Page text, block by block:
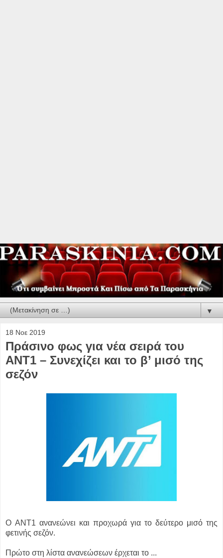
▼
18 Νοε 2019
Πράσινο φως για νέα σειρά του
ΑΝΤ1 – Συνεχίζει και το β’ μισό της
σεζόν
Ο ANT1 ανανεώνει και προχωρά για το δεύτερο μισό της
φετινής σεζόν.
Πρώτο στη λίστα ανανεώσεων έρχεται το ...